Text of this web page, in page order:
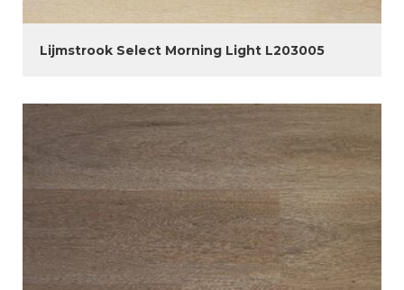
Lijmstrook Select Morning Light L203005